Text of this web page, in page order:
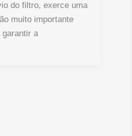
do filtro, exerce uma
muito importante
garantir a